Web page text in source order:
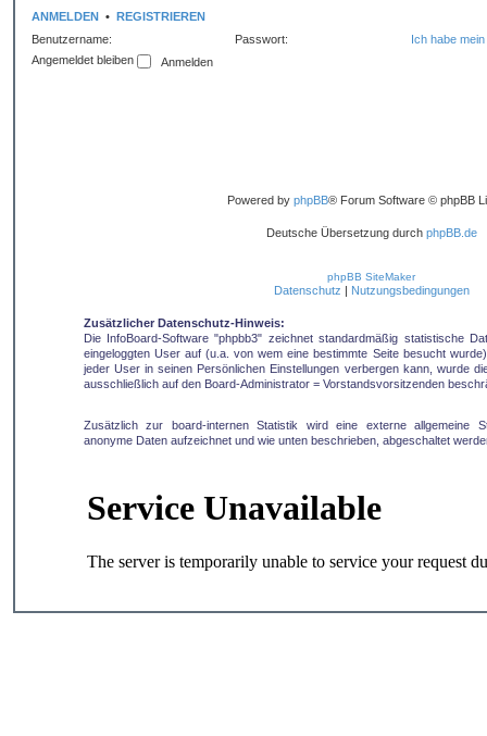
ANMELDEN • REGISTRIEREN
Benutzername:
Passwort:
Ich habe
Angemeldet bleiben
Powered by phpBB® Forum Software © phpBB
Deutsche Übersetzung durch phpBB.de
phpBB SiteMaker
Datenschutz | Nutzungsbedingungen
Zusätzlicher Datenschutz-Hinweis:
Die InfoBoard-Software "phpbb3" zeichnet standardmäßig statistische
eingeloggten User auf (u.a. von wem eine bestimmte Seite besucht
jeder User in seinen Persönlichen Einstellungen verbergen kann, wurde
ausschließlich auf den Board-Administrator = Vorstandsvorsitzenden
Zusätzlich zur board-internen Statistik wird eine externe allgemeine
anonyme Daten aufzeichnet und wie unten beschrieben, abgeschaltet